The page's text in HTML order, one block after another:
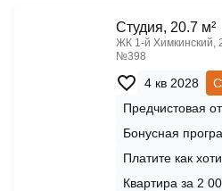
Cтудия, 20.7 м²
ЖК 1‑й Химкинский,
№398
4 кв 2028
Предчистовая
Бонусная
Платите как
Квартира за 2